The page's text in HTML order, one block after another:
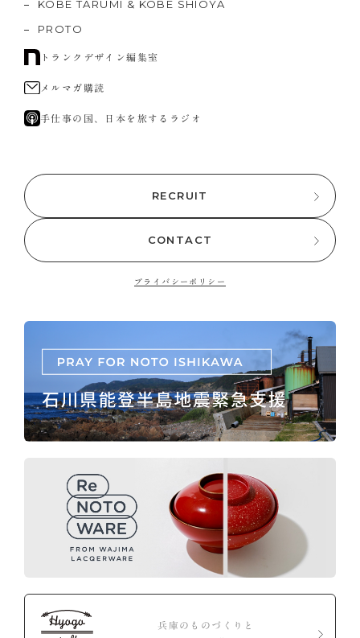
KOBE TARUMI & KOBE SHIOYA
PROTO
トランクデザイン編集室
メルマガ購読
手仕事の国、日本を旅するラジオ
RECRUIT
CONTACT
プライバシーポリシー
兵庫のものづくりと